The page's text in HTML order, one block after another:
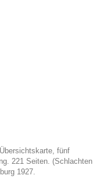
fünf
221 Seiten. (Schlachten
1927.